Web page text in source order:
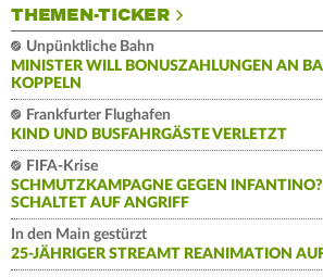
THEMEN-TICKER
Unpünktliche Bahn
MINISTER WILL BONUSZAHLUNGEN AN
KOPPELN
Frankfurter Flughafen
KIND UND BUSFAHRGÄSTE VERLETZT
FIFA-Krise
SCHMUTZKAMPAGNE GEGEN
SCHALTET AUF ANGRIFF
In den Main gestürzt
25-JÄHRIGER STREAMT REANIMATION